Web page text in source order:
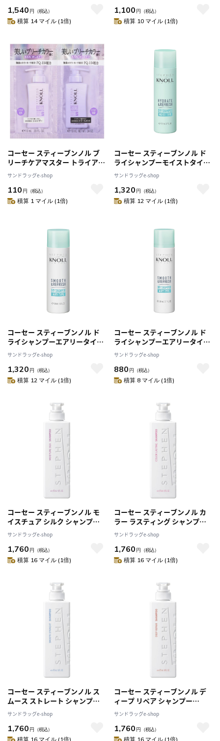
1,540 円 （税込）
積算 14 マイル (1倍)
1,100 円 （税込）
積算 10 マイル (1倍)
コーセー スティーブンノル ブ
リーチケアマスター トライアル
10ml+10ml
サンドラッグe-shop
110 円 （税込）
積算 1 マイル (1倍)
コーセー スティーブンノル ド
ライシャンプーモイストタイプ
80g
サンドラッグe-shop
1,320 円 （税込）
積算 12 マイル (1倍)
コーセー スティーブンノル ド
ライシャンプーエアリータイプ
80g
サンドラッグe-shop
1,320 円 （税込）
積算 12 マイル (1倍)
コーセー スティーブンノル ド
ライシャンプーエアリータイプ
ミニ 40g
サンドラッグe-shop
880 円 （税込）
積算 8 マイル (1倍)
コーセー スティーブンノル モ
イスチュア シルク シャンプー
475mL
サンドラッグe-shop
1,760 円 （税込）
積算 16 マイル (1倍)
コーセー スティーブンノル カ
ラー ラスティング シャンプー
475mL
サンドラッグe-shop
1,760 円 （税込）
積算 16 マイル (1倍)
コーセー スティーブンノル ス
ムース ストレート シャンプー
475mL
サンドラッグe-shop
1,760 円 （税込）
積算 16 マイル (1倍)
コーセー スティーブンノル デ
ィープ リペア シャンプー
475mL
サンドラッグe-shop
1,760 円 （税込）
積算 16 マイル (1倍)